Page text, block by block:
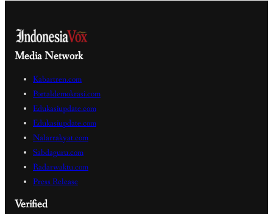
Media Network
Kabartren.com
Portaldemokrasi.com
Edukasiupdate.com
Edukasiupdate.com
Nalarrakyat.com
Sabdaguru.com
Radarwaktu.com
Press Release
Verified